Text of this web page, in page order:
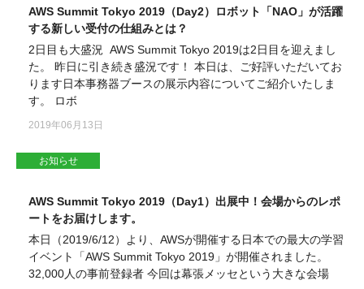
AWS Summit Tokyo 2019（Day2）ロボット「NAO」が活躍
する新しい受付の仕組みとは？
2日目も大盛況 AWS Summit Tokyo 2019は2日目を迎えまし
た。 昨日に引き続き盛況です！ 本日は、ご好評いただいてお
ります日本事務器ブースの展示内容についてご紹介いたしま
す。 ロボ
2019年06月13日
お知らせ
AWS Summit Tokyo 2019（Day1）出展中！会場からのレポ
ートをお届けします。
本日（2019/6/12）より、AWSが開催する日本での最大の学習
イベント「AWS Summit Tokyo 2019」が開催されました。
32,000人の事前登録者 今回は幕張メッセという大きな会場